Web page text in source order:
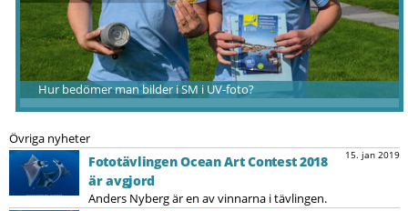
Hur bedömer man bilder i SM i UV-foto?
Övriga nyheter
15. jan 2019
Fototävlingen Ocean Art Contest 2018
är avgjord
Anders Nyberg är en av vinnarna i tävlingen.